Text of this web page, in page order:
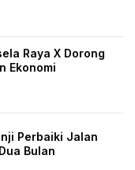
Raya X Dorong
Ekonomi
Perbaiki Jalan
Bulan